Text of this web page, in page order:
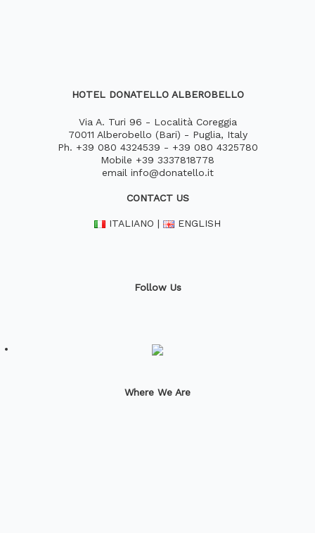
HOTEL DONATELLO ALBEROBELLO
Via A. Turi 96 - Località Coreggia
70011 Alberobello (Bari) - Puglia, Italy
Ph. +39 080 4324539 - +39 080 4325780
Mobile +39 3337818778
email info@donatello.it
CONTACT US
ITALIANO | ENGLISH
Follow Us
Where We Are